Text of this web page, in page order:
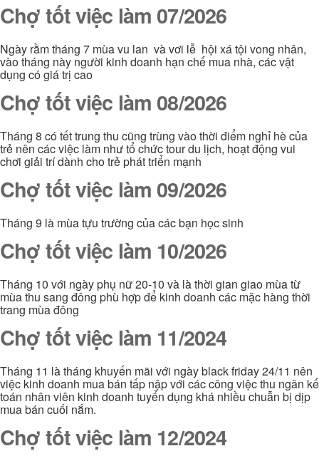
Chợ tốt việc làm 07/2026
Ngày rằm tháng 7 mùa vu lan và vơi lễ hội xá tội vong nhân,
vào tháng này người kinh doanh hạn chế mua nhà, các vật
dụng có giá trị cao
Chợ tốt việc làm 08/2026
Tháng 8 có tết trung thu cũng trùng vào thời điểm nghỉ hè của
trẻ nên các việc làm như tổ chức tour du lịch, hoạt động vui
chơi giải trí dành cho trẻ phát triển mạnh
Chợ tốt việc làm 09/2026
Tháng 9 là mùa tựu trường của các bạn học sinh
Chợ tốt việc làm 10/2026
Tháng 10 với ngày phụ nữ 20-10 và là thời gian giao mùa từ
mùa thu sang đông phù hợp để kinh doanh các mặc hàng thời
trang mùa đông
Chợ tốt việc làm 11/2024
Tháng 11 là tháng khuyến mãi với ngày black friday 24/11 nên
việc kinh doanh mua bán tấp nập với các công việc thu ngân kế
toán nhân viên kinh doanh tuyển dụng khá nhiều chuẫn bị dịp
mua bán cuối nắm.
Chợ tốt việc làm 12/2024